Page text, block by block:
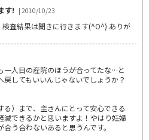
す! | 2010/10/23
検査結果は聞きに行きます(^O^) ありが
一人目の産院のほうが合ってたな…と
してもいいんじゃないでしょうか？
る）まで、主さんにとって安心できる
減できるかと思いますよ！やはり妊婦
う合わないあると思うんです。